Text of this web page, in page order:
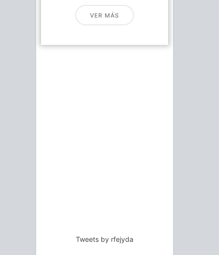
VER MÁS
Tweets by rfejyda